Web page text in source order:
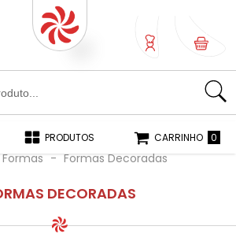
0
PRODUTOS CARRINHO 0
Formas - Formas Decoradas
DECORADAS